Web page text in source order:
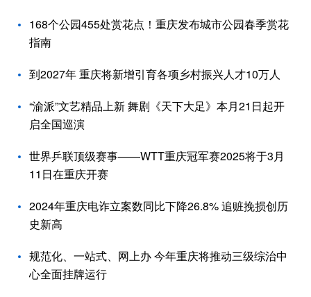
168个公园455处赏花点！重庆发布城市公园春季赏花
指南
到2027年 重庆将新增引育各项乡村振兴人才10万人
“渝派”文艺精品上新 舞剧《天下大足》本月21日起开
启全国巡演
世界乒联顶级赛事——WTT重庆冠军赛2025将于3月
11日在重庆开赛
2024年重庆电诈立案数同比下降26.8% 追赃挽损创历
史新高
规范化、一站式、网上办 今年重庆将推动三级综治中
心全面挂牌运行